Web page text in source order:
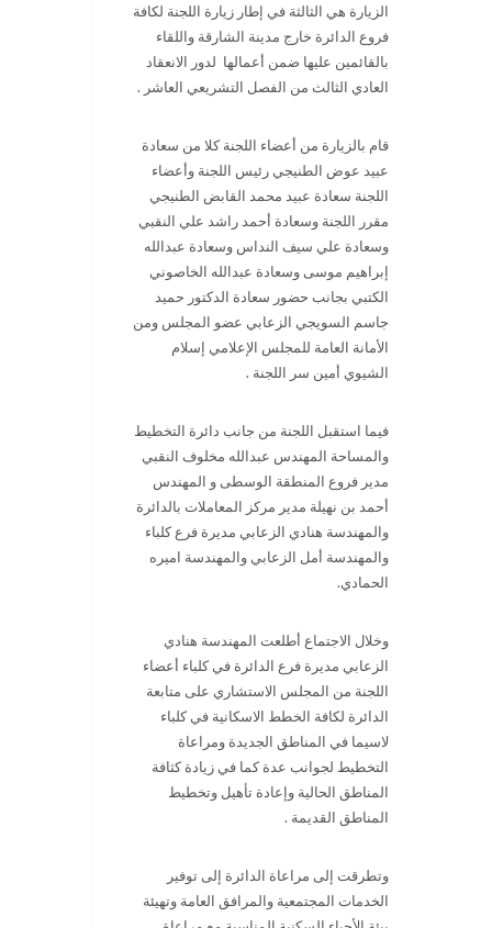
الزيارة هي الثالثة في إطار زيارة اللجنة لكافة
فروع الدائرة خارج مدينة الشارقة واللقاء
بالقائمين عليها ضمن أعمالها لدور الانعقاد
العادي الثالث من الفصل التشريعي العاشر .
قام بالزيارة من أعضاء اللجنة كلا من سعادة
عبيد عوض الطنيجي رئيس اللجنة وأعضاء
اللجنة سعادة عبيد محمد القابض الطنيجي
مقرر اللجنة وسعادة أحمد راشد علي النقبي
وسعادة علي سيف النداس وسعادة عبدالله
إبراهيم موسى وسعادة عبدالله الخاصوني
الكتبي بجانب حضور سعادة الدكتور حميد
جاسم السويجي الزعابي عضو المجلس ومن
الأمانة العامة للمجلس الإعلامي إسلام
الشيوي أمين سر اللجنة .
فيما استقبل اللجنة من جانب دائرة التخطيط
والمساحة المهندس عبدالله مخلوف النقبي
مدير فروع المنطقة الوسطى و المهندس
أحمد بن نهيلة مدير مركز المعاملات بالدائرة
والمهندسة هنادي الزعابي مديرة فرع كلباء
والمهندسة أمل الزعابي والمهندسة اميره
الحمادي.
وخلال الاجتماع أطلعت المهندسة هنادي
الزعابي مديرة فرع الدائرة في كلباء أعضاء
اللجنة من المجلس الاستشاري على متابعة
الدائرة لكافة الخطط الاسكانية في كلباء
لاسيما في المناطق الجديدة ومراعاة
التخطيط لجوانب عدة كما في زيادة كثافة
المناطق الحالية وإعادة تأهيل وتخطيط
المناطق القديمة .
وتطرقت إلى مراعاة الدائرة إلى توفير
الخدمات المجتمعية والمرافق العامة وتهيئة